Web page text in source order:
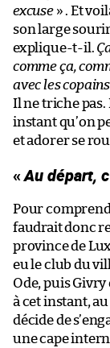
excuse» . Et
son large
explique-t-il.
comme ça,
avec les
Il ne triche pas.
instant qu’on
et adorer se
«Au départ,
Pour
faudrait donc
province de
eu le club du
Ode, puis Givry
à cet instant,
décide de
une cape